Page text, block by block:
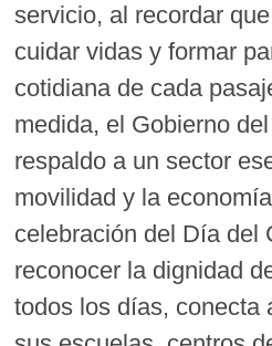
servicio, al recordar
cuidar vidas y formar
cotidiana de cada
medida, el Gobierno
respaldo a un sector
movilidad y la
celebración del Día del
reconocer la dignidad
todos los días, conecta